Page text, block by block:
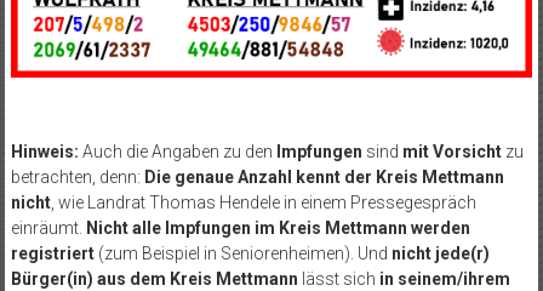
Hinweis: Auch die Angaben zu den Impfungen sind mit Vorsichtzu
betrachten, denn: Die genaue Anzahl kennt der Kreis Mettmann
nicht, wie Landrat Thomas Hendele in einem Pressegespräch
einräumt. Nicht alle Impfungen im Kreis Mettmann werden
registriert(zum Beispiel in Seniorenheimen). Und nicht jede(r)
Bürger(in) aus dem Kreis Mettmann lässt sich in seinem/ihrem